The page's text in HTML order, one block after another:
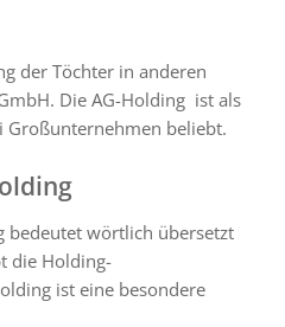
der Töchter in anderen
Die AG-Holding ist als
beliebt.
bedeutet wörtlich übersetzt
die Holding-
ist eine besondere